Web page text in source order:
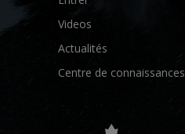
Videos
Actualités
Centre de connaissances